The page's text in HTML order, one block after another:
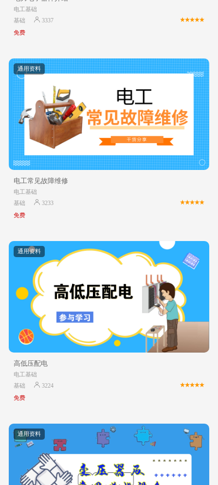
电工基础
基础
3337
免费
通用资料
电工常见故障维修
电工基础
基础
3233
免费
通用资料
高低压配电
电工基础
基础
3224
免费
通用资料